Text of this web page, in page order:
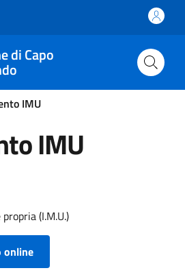
di Capo
IMU
IMU
(I.M.U.)
online